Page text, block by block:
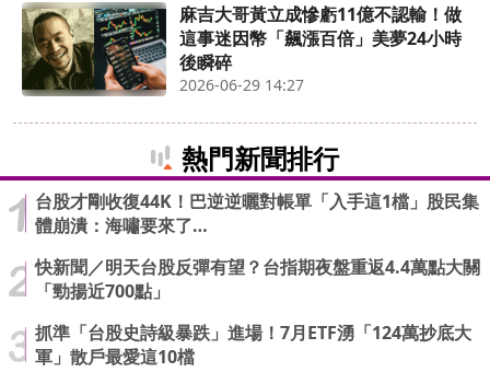
麻吉大哥黃立成慘虧11億不認輸！做
這事迷因幣「飆漲百倍」美夢24小時
後瞬碎
2026-06-29 14:27
熱門新聞排行
台股才剛收復44K！巴逆逆曬對帳單「入手這1檔」股民集
體崩潰：海嘯要來了…
快新聞／明天台股反彈有望？台指期夜盤重返4.4萬點大關
「勁揚近700點」
抓準「台股史詩級暴跌」進場！7月ETF湧「124萬抄底大
軍」散戶最愛這10檔